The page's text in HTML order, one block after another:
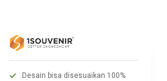
Desain bisa disesuaikan 100%